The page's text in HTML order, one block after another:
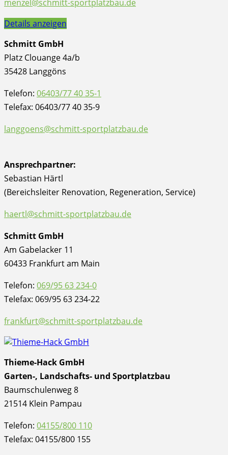
menzel@schmitt-sportplatzbau.de
Details anzeigen
Schmitt GmbH
Platz Clouange 4a/b
35428 Langgöns
Telefon: 06403/77 40 35-1
Telefax: 06403/77 40 35-9
langgoens@schmitt-sportplatzbau.de
Ansprechpartner:
Sebastian Härtl
(Bereichsleiter Renovation, Regeneration, Service)
haertl@schmitt-sportplatzbau.de
Schmitt GmbH
Am Gabelacker 11
60433 Frankfurt am Main
Telefon: 069/95 63 234-0
Telefax: 069/95 63 234-22
frankfurt@schmitt-sportplatzbau.de
Thieme-Hack GmbH
Garten-, Landschafts- und Sportplatzbau
Baumschulenweg 8
21514 Klein Pampau
Telefon: 04155/800 110
Telefax: 04155/800 155